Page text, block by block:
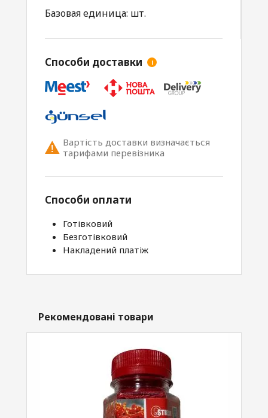
Базовая единица: шт.
Способи доставки i
Вартість доставки визначається
тарифами перевізника
Способи оплати
Готівковий
Безготівковий
Накладений платіж
Рекомендовані товари